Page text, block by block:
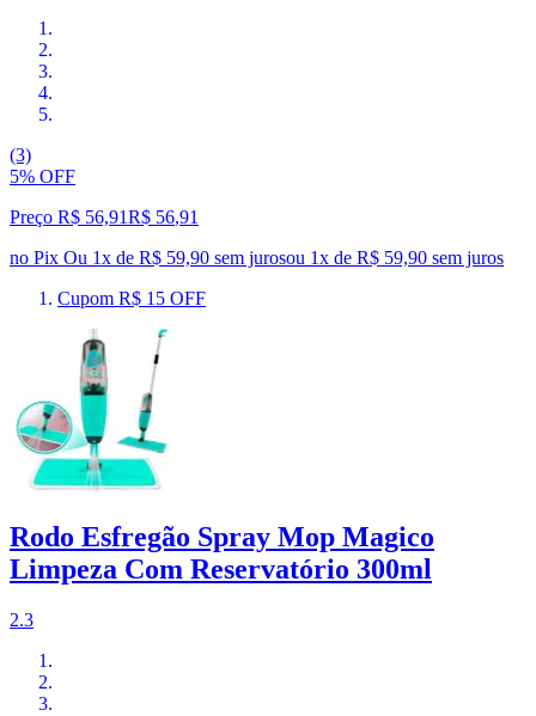
(3)
5% OFF
Preço R$ 56,91R$ 56,91
no Pix Ou 1x de R$ 59,90 sem jurosou 1x de R$ 59,90 sem juros
Cupom R$ 15 OFF
Rodo Esfregão Spray Mop Magico
Limpeza Com Reservatório 300ml
2.3